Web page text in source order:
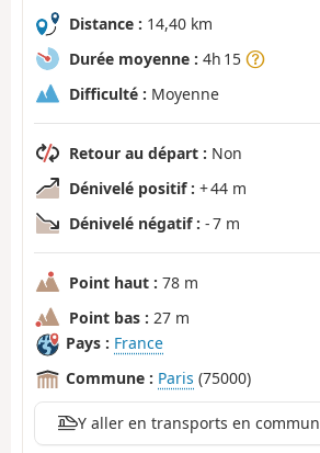
Distance : 14,40 km
Durée moyenne : 4h 15
Difficulté : Moyenne
Retour au départ : Non
Dénivelé positif : + 44 m
Dénivelé négatif : - 7 m
Point haut : 78 m
Point bas : 27 m
Pays : France
Commune : Paris (75000)
Y aller en transports en commun